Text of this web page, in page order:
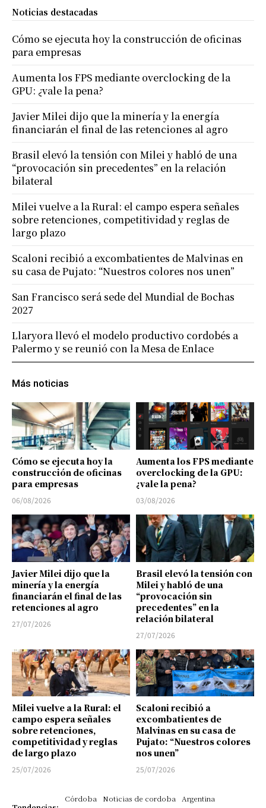
Más noticias
Cómo se ejecuta hoy la
construcción de oficinas
para empresas
06/08/2026
Aumenta los FPS mediante
overclocking de la GPU:
¿vale la pena?
03/08/2026
Javier Milei dijo que la
minería y la energía
financiarán el final de las
retenciones al agro
27/07/2026
Brasil elevó la tensión con
Milei y habló de una
“provocación sin
precedentes” en la
relación bilateral
27/07/2026
Milei vuelve a la Rural: el
campo espera señales
sobre retenciones,
competitividad y reglas
de largo plazo
25/07/2026
Scaloni recibió a
excombatientes de
Malvinas en su casa de
Pujato: “Nuestros colores
nos unen”
25/07/2026
Córdoba Noticias de cordoba Argentina
Noticias destacadas
Cómo se ejecuta hoy la construcción de oficinas
para empresas
Aumenta los FPS mediante overclocking de la
GPU: ¿vale la pena?
Javier Milei dijo que la minería y la energía
financiarán el final de las retenciones al agro
Brasil elevó la tensión con Milei y habló de una
“provocación sin precedentes” en la relación
bilateral
Milei vuelve a la Rural: el campo espera señales
sobre retenciones, competitividad y reglas de
largo plazo
Scaloni recibió a excombatientes de Malvinas en
su casa de Pujato: “Nuestros colores nos unen”
San Francisco será sede del Mundial de Bochas
2027
Llaryora llevó el modelo productivo cordobés a
Palermo y se reunió con la Mesa de Enlace